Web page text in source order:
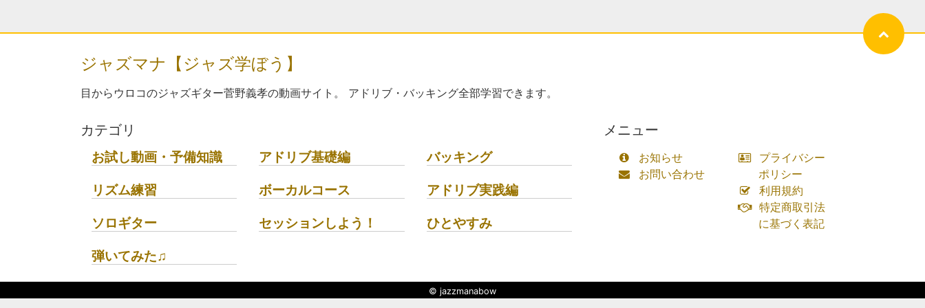
ジャズマナ【ジャズ学ぼう】
目からウロコのジャズギター菅野義孝の動画サイト。 アドリブ・バッキング全部学習できます。
カテゴリ
お試し動画・予備知識
アドリブ基礎編
バッキング
リズム練習
ボーカルコース
アドリブ実践編
ソロギター
セッションしよう！
ひとやすみ
弾いてみた♫
メニュー
お知らせ
お問い合わせ
プライバシー
ポリシー
利用規約
特定商取引法
に基づく表記
© jazzmanabow